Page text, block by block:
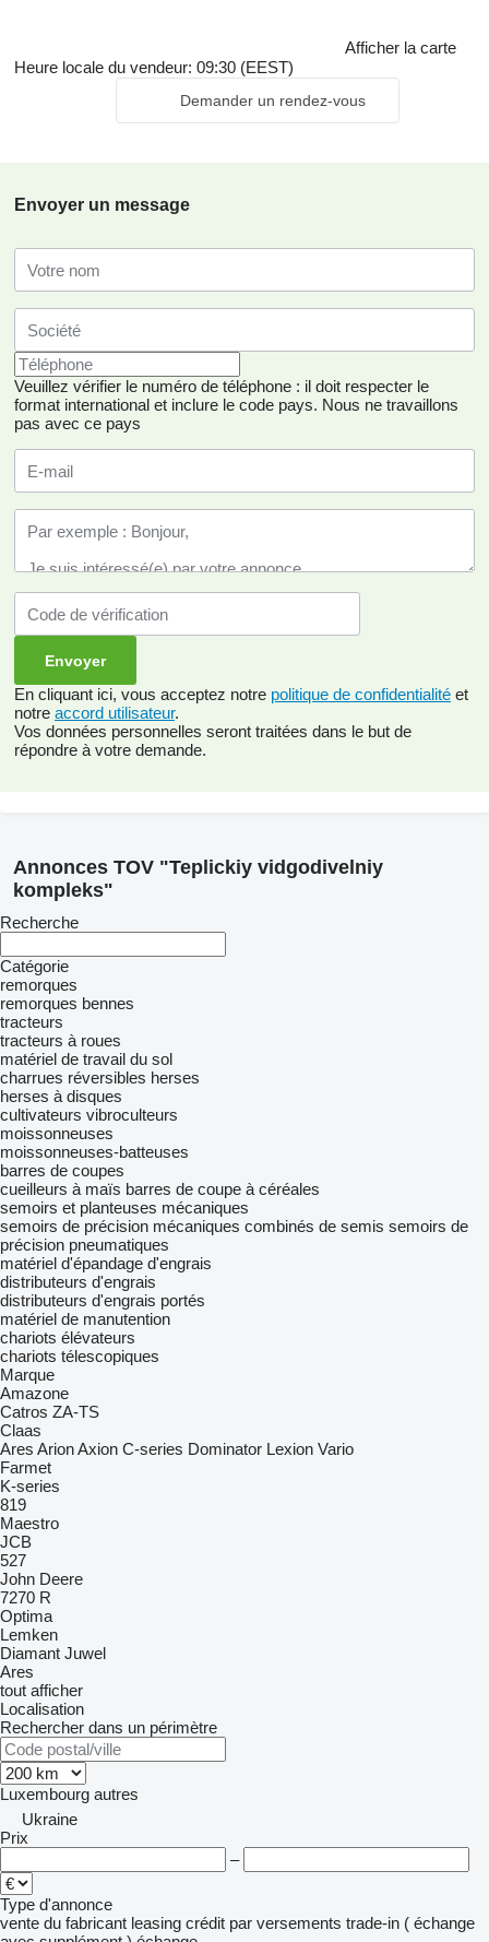
Afficher la carte
Heure locale du vendeur: 09:30 (EEST)
Demander un rendez-vous
Envoyer un message
Veuillez vérifier le numéro de téléphone : il doit respecter le
format international et inclure le code pays. Nous ne travaillons
pas avec ce pays
En cliquant ici, vous acceptez notre politique de confidentialité et
notre accord utilisateur.
Vos données personnelles seront traitées dans le but de
répondre à votre demande.
Annonces TOV "Teplickiy vidgodivelniy
kompleks"
Recherche
Catégorie
remorques
remorques bennes
tracteurs
tracteurs à roues
matériel de travail du sol
charrues réversibles herses
herses à disques
cultivateurs vibroculteurs
moissonneuses
moissonneuses-batteuses
barres de coupes
cueilleurs à maïs barres de coupe à céréales
semoirs et planteuses mécaniques
semoirs de précision mécaniques combinés de semis semoirs de
précision pneumatiques
matériel d'épandage d'engrais
distributeurs d'engrais
distributeurs d'engrais portés
matériel de manutention
chariots élévateurs
chariots télescopiques
Marque
Amazone
Catros ZA-TS
Claas
Ares ArionAxion C-series Dominator Lexion Vario
Farmet
K-series
819
Maestro
JCB
527
John Deere
7270 R
Optima
Lemken
Diamant Juwel
Ares
tout afficher
Localisation
Rechercher dans un périmètre
Luxembourg autres
Ukraine
Prix
–
Type d'annonce
vente du fabricant leasing crédit par versements trade-in ( échange